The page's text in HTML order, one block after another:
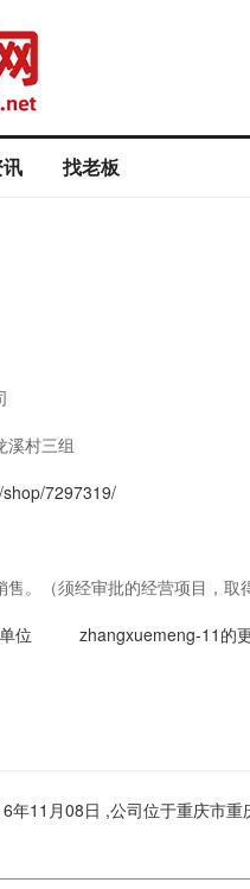
找老板
溪村三组
7297319/
售。（须经审批的经营项目，取
位 zhangxuemeng-11的
年11月08日 ,公司位于重庆市